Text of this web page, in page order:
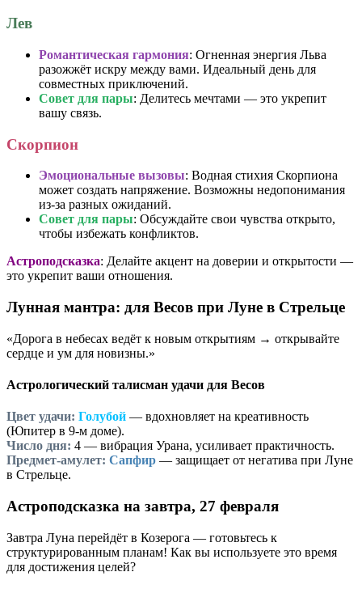
Лев
Романтическая гармония: Огненная энергия Льва
разожжёт искру между вами. Идеальный день для
совместных приключений.
Совет для пары: Делитесь мечтами — это укрепит
вашу связь.
Скорпион
Эмоциональные вызовы: Водная стихия Скорпиона
может создать напряжение. Возможны недопонимания
из-за разных ожиданий.
Совет для пары: Обсуждайте свои чувства открыто,
чтобы избежать конфликтов.
Астроподсказка: Делайте акцент на доверии и открытости —
это укрепит ваши отношения.
Лунная мантра: для Весов при Луне в Стрельце
«Дорога в небесах ведёт к новым открытиям → открывайте
сердце и ум для новизны.»
Астрологический талисман удачи для Весов
Цвет удачи: Голубой — вдохновляет на креативность
(Юпитер в 9-м доме).
Число дня: 4 — вибрация Урана, усиливает практичность.
Предмет-амулет: Сапфир — защищает от негатива при Луне
в Стрельце.
Астроподсказка на завтра, 27 февраля
Завтра Луна перейдёт в Козерога — готовьтесь к
структурированным планам! Как вы используете это время
для достижения целей?